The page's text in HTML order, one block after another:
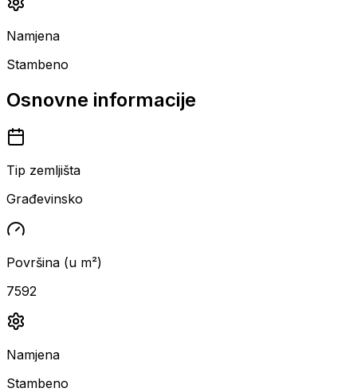
Namjena
Stambeno
Osnovne informacije
Tip zemljišta
Građevinsko
Površina (u m²)
7592
Namjena
Stambeno